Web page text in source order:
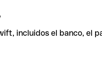
incluidos el banco, el